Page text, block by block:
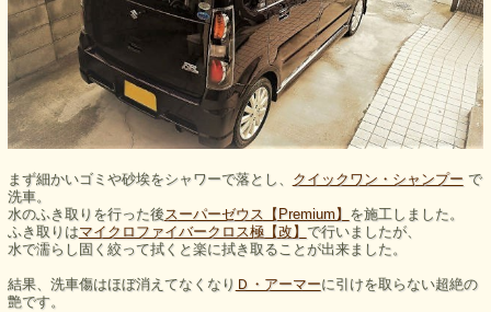
まず細かいゴミや砂埃をシャワーで落とし、 クイックワン・シャンプーで
洗車。
水のふき取りを行った後 スーパーゼウス【Premium】 を施工しました。
ふき取りはマイクロファイバークロス極【改】 で行いましたが、
水で濡らし固く絞って拭くと楽に拭き取ることが出来ました。
結果、洗車傷はほぼ消えてなくなり Ｄ・アーマーに引けを取らない超絶の
艶です。